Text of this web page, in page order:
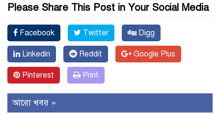
Please Share This Post in Your Social Media
Facebook Twitter Digg
Linkedin Reddit Google Plus
Pinterest Print
আরো খবর »